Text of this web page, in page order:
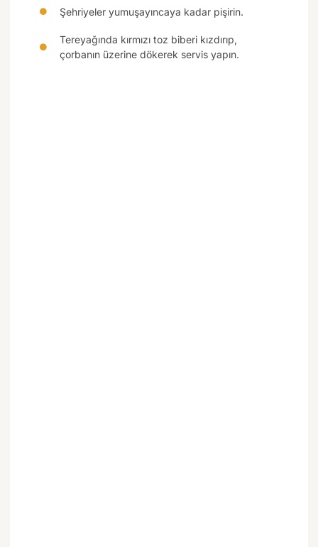
Şehriyeler yumuşayıncaya kadar pişirin.
Tereyağında kırmızı toz biberi kızdırıp,
çorbanın üzerine dökerek servis yapın.